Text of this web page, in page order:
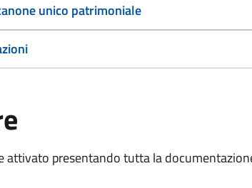
unico patrimoniale
attivato presentando tutta la